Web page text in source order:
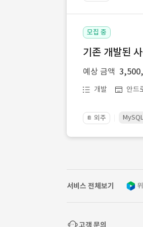
모집 중
기존 개발된
예상 금액
개발 안드
📔 외주
서비스 전체보기
고객 문의